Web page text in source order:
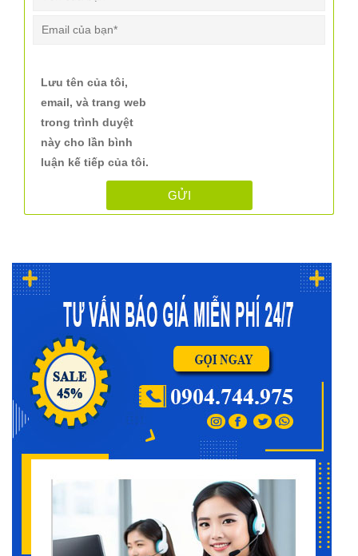
Lưu tên của tôi,
email, và trang web
trong trình duyệt
này cho lần bình
luận kế tiếp của tôi.